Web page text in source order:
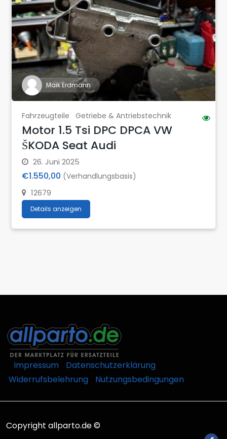
Maik Erdmann
Fahrzeugteile Getriebe & Antriebstechnik
Motor 1.5 Tsi DPC DPCA VW
ŠKODA Seat Audi
26. Juni 2025
€1.550,00 (Verhandlungsbasis)
12679
Details anzeigen
Impressum
Datenschutzerklärung
Widerrufsbelehrung
Nutzungsbedingungen
Copyright allparto.de ©